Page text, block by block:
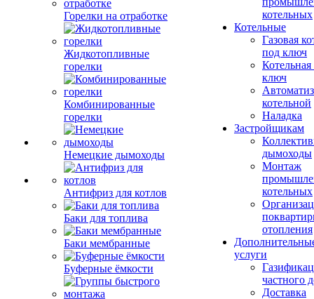
Горелки на отработке
Жидкотопливные
горелки
Комбинированные
горелки
Немецкие дымоходы
Антифриз для котлов
Баки для топлива
Баки мембранные
Буферные ёмкости
котельных
Котельные
Газовая
под ключ
ключ
котельной
Наладка
Застройщикам
дымоходы
Монтаж
котельных
отопления
услуги
частного
Доставка